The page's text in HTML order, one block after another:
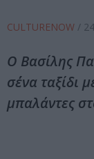
CULTURENOW /
Ο Βασίλης
σ΄ένα ταξίδι
μπαλάντες